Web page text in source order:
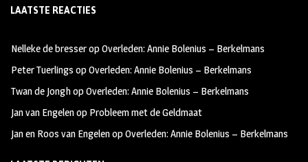
b
oo
k
ag
m
tt
LAATSTE REACTIES
Nelleke de bresseropOverleden: Annie Bolenius – Berkelmans
Peter Tuerlings opOverleden: Annie Bolenius – Berkelmans
Twan de JonghopOverleden: Annie Bolenius – Berkelmans
Jan van Engelenop Probleem met de Geldmaat
Jan en Roos van EngelenopOverleden: Annie Bolenius – Berkelmans